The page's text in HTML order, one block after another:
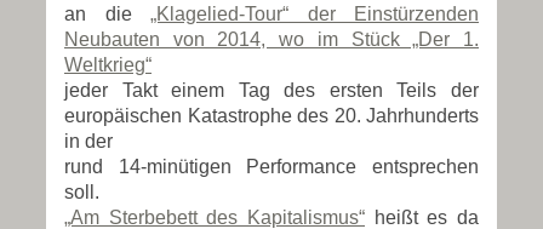
an die „Klagelied-Tour“ der Einstürzenden
Neubauten von 2014, wo im Stück „Der 1.
Weltkrieg“
jeder Takt einem Tag des ersten Teils der
europäischen Katastrophe des 20. Jahrhunderts
in der
rund 14-minütigen Performance entsprechen
soll.
„Am Sterbebett des Kapitalismus“ heißt es da